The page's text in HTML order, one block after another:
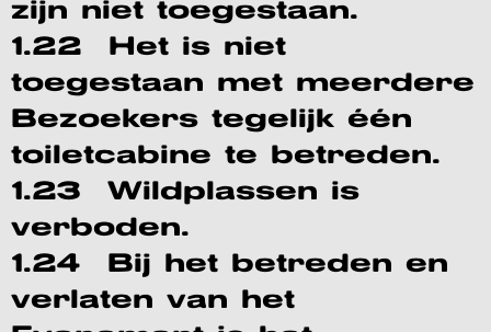
zijn niet toegestaan.
1.22 Het is niet
toegestaan met meerdere
Bezoekers tegelijk één
toiletcabine te betreden.
1.23 Wildplassen is
verboden.
1.24 Bij het betreden en
verlaten van het